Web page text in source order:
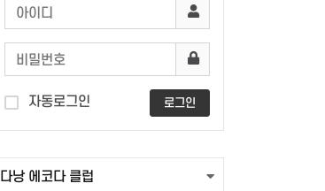
자동로그인 로그인
다낭 에코다 클럽